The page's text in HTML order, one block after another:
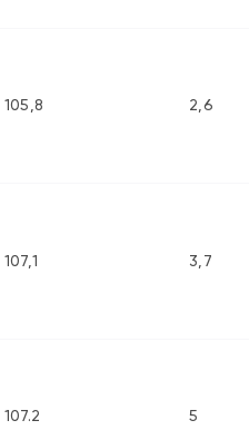
105,8 2,6
107,1 3,7
107.2 5